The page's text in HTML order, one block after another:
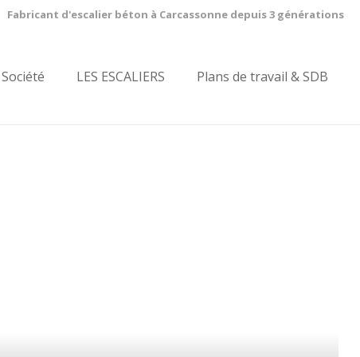
Fabricant d'escalier béton à Carcassonne depuis 3 générations
Société LES ESCALIERS Plans de travail & SDB